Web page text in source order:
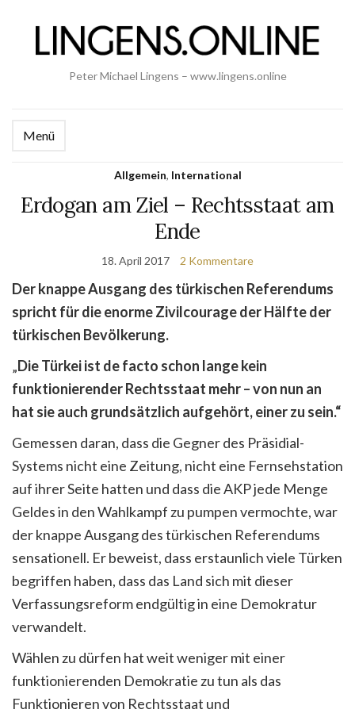
Peter Michael Lingens – www.lingens.online
Menü
Allgemein, International
Erdogan am Ziel – Rechtsstaat am
Ende
18. April 2017 2 Kommentare
Der knappe Ausgang des türkischen Referendums
spricht für die enorme Zivilcourage der Hälfte der
türkischen Bevölkerung.
„Die Türkei ist de facto schon lange kein
funktionierender Rechtsstaat mehr – von nun an
hat sie auch grundsätzlich aufgehört, einer zu sein.“
Gemessen daran, dass die Gegner des Präsidial-
Systems nicht eine Zeitung, nicht eine Fernsehstation
auf ihrer Seite hatten und dass die AKP jede Menge
Geldes in den Wahlkampf zu pumpen vermochte, war
der knappe Ausgang des türkischen Referendums
sensationell. Er beweist, dass erstaunlich viele Türken
begriffen haben, dass das Land sich mit dieser
Verfassungsreform endgültig in eine Demokratur
verwandelt.
Wählen zu dürfen hat weit weniger mit einer
funktionierenden Demokratie zu tun als das
Funktionieren von Rechtsstaat und